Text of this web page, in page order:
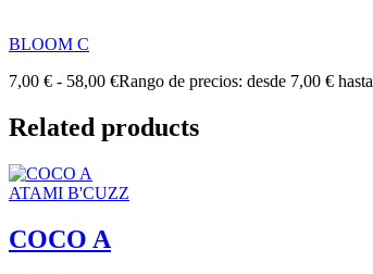
BLOOM C
7,00 € - 58,00 €Rango de precios: desde 7,00 €
Related products
ATAMI B'CUZZ
COCO A